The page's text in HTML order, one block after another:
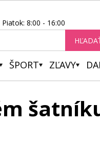
8:00 - 16:00
ŠPORT ZĽAVY